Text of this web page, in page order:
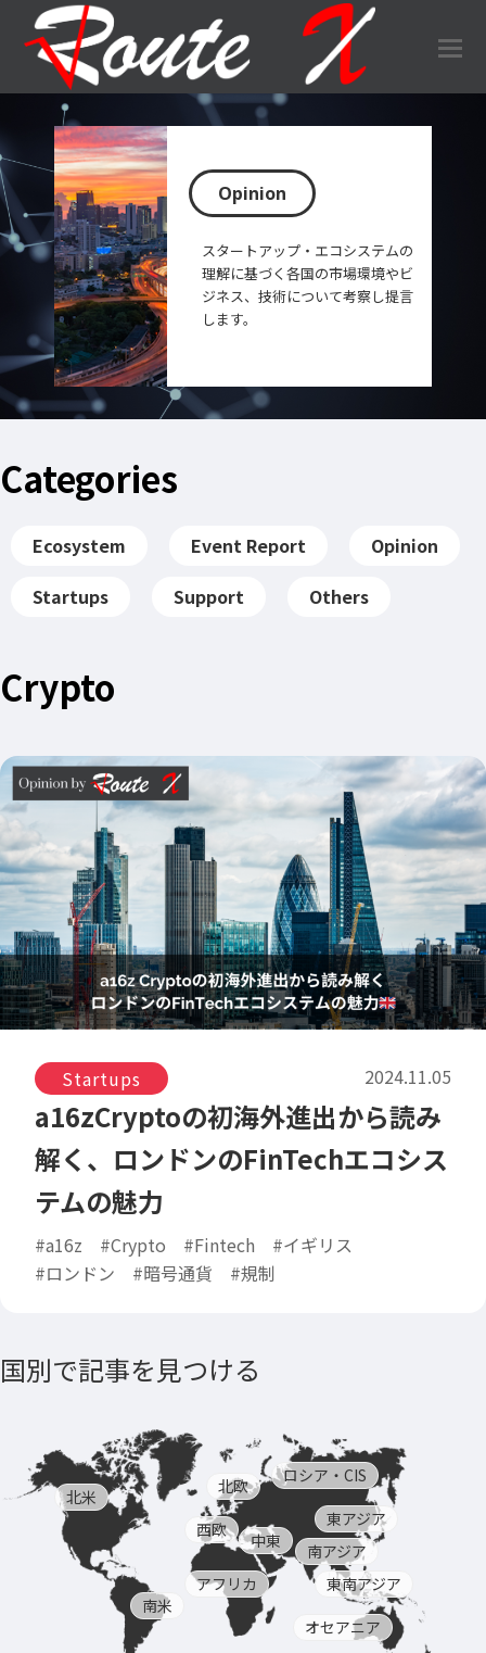
Opinion
スタートアップ・エコシステムの
理解に基づく各国の市場環境やビ
ジネス、技術について考察し提言
します。
Categories
Ecosystem Event Report
Opinion
Startups
Support Others
Crypto
Startups 2024.11.05
a16zCryptoの初海外進出から読み
解く、ロンドンのFinTechエコシス
テムの魅力
#a16z #Crypto #Fintech
#イギリス
#ロンドン
#暗号通貨 #規制
国別で記事を見つける
北米
南米
西欧
北欧
アフリカ
中東
ロシア・CIS
東アジア
南アジア
東南アジア
オセアニア